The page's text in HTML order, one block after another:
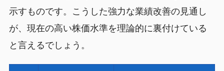
示すものです。こうした強力な業績改善の見通し
が、現在の高い株価水準を理論的に裏付けている
と言えるでしょう。